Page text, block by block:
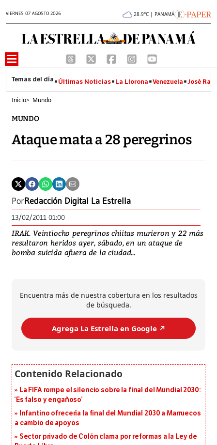
VIERNES 07 AGOSTO 2026 28.9°C | PANAMÁ
Últimas Noticias La Llorona Venezuela José
Inicio> Mundo
MUNDO
Ataque mata a 28 peregrinos
PorRedacción Digital La Estrella
13/02/2011 01:00
IRAK. Veintiocho peregrinos chiitas murieron y 22 más
resultaron heridos ayer, sábado, en un ataque de
bomba suicida afuera de la ciudad...
Encuentra más de nuestra cobertura en los resultados
de búsqueda.
Agrega La Estrella en Google ↗️
La FIFA rompe el silencio sobre la final del Mundial 2030:
‘Es falso y engañoso’
Infantino ofrecería la final del Mundial 2030 a Marruecos
a cambio de apoyos
Sector privado de Colón clama por reformas a la Ley de